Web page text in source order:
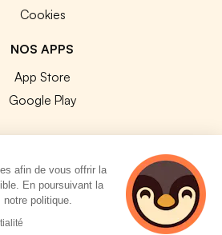
Cookies
NOS APPS
App Store
Google Play
Tous droits réservés.
afin de vous offrir la
En poursuivant la
politique.
4 personnes